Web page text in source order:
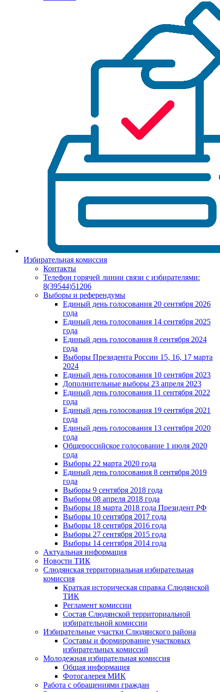
Избирательная комиссия
Контакты
Телефон горячей линии связи с избирателями:
8(39544)51206
Выборы и референдумы
Единый день голосования 20 сентября 2026
года
Единый день голосования 14 сентября 2025
года
Единый день голосования 8 сентября 2024
года
Выборы Президента России 15, 16, 17 марта
2024
Единый день голосования 10 сентября 2023
Дополнительные выборы 23 апреля 2023
Единый день голосования 11 сентября 2022
года
Единый день голосования 19 сентября 2021
года
Единый день голосования 13 сентября 2020
года
Общероссийское голосование 1 июля 2020
года
Выборы 22 марта 2020 года
Единый день голосования 8 сентября 2019
года
Выборы 9 сентября 2018 года
Выборы 08 апреля 2018 года
Выборы 18 марта 2018 года Президент РФ
Выборы 10 сентября 2017 года
Выборы 18 сентября 2016 года
Выборы 27 сентября 2015 года
Выборы 14 сентября 2014 года
Актуальная информация
Новости ТИК
Слюдянская территориальная избирательная
комиссия
Краткая историческая справка Слюдянской
ТИК
Регламент комиссии
Состав Слюдянской территориальной
избирательной комиссии
Избирательные участки Слюдянского района
Составы и формирование участковых
избирательных комиссий
Молодежная избирательная комиссия
Общая информация
Фотогалерея МИК
Работа с обращениями граждан